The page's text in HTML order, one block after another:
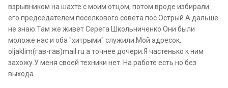
взрывником на шахте с моим отцом, потом вроде избирали
его председателем поселкового совета пос.Острый.А дальше
не знаю.Там же живет Серега Школьниченко Они были
моложе нас и оба "хитрыми" служили.Мой адресок,
oljaklim(гав-гав)mail.ru а точнее дочери.Я частенько к ним
захожу.У меня своей техники нет. На работе есть но без
выхода.